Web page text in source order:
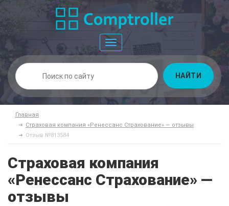
Toggle
navigation
НАЙТИ
Главная
Страховая компания «Ренессанс Страхование» — отзывы
Отзыв №813584
Страховая компания
«Ренессанс Страхование» —
отзывы